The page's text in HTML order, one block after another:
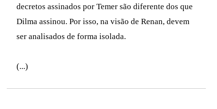
decretos assinados por Temer são diferente dos que
Dilma assinou. Por isso, na visão de Renan, devem
ser analisados de forma isolada.
(...)